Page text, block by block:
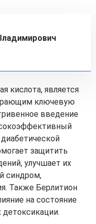
кислота, является
ключевую
введение
защитить
улучшает их
синдром,
Также Берлитион
на состояние
детоксикации.